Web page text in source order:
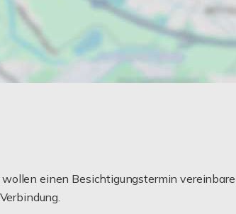
einen Besichtigungstermin